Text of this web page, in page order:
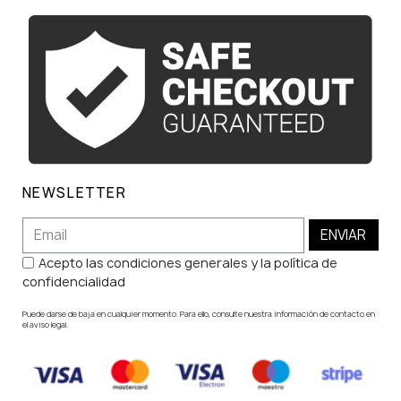
NEWSLETTER
ENVIAR
Acepto las condiciones generales y la política de
confidencialidad
Puede darse de baja en cualquier momento. Para ello, consulte nuestra información de contacto en
el aviso legal.